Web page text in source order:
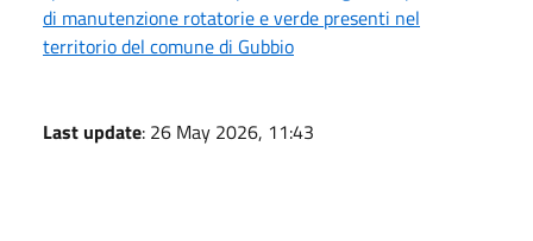
di manutenzione rotatorie e verde presenti nel
territorio del comune di Gubbio
Last update: 26 May 2026, 11:43